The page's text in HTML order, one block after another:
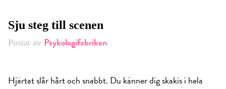
Sju steg till scenen
Postat av Psykologifabriken
Hjärtat slår hårt och snabbt. Du känner dig skakis i hela